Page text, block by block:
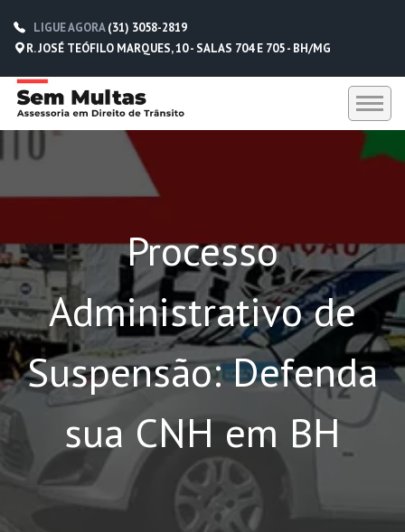
LIGUE AGORA(31) 3058-2819
R. JOSÉ TEÓFILO MARQUES, 10 - SALAS 704 E 705 - BH/MG
CONTATO
(31) 3058-2819
(31) 98229-5662
(31) 98752-0612
Processo
Administrativo de
Suspensão: Defenda
sua CNH em BH